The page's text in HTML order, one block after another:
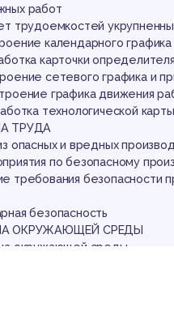
работ
трудоемкостей
календарного
карточки
сетевого графика и
графика движения
технологической
ТРУДА
опасных и вредных
по безопасному
требования безопасности
безопасность
ОКРУЖАЮЩЕЙ СРЕДЫ
окружающей среды